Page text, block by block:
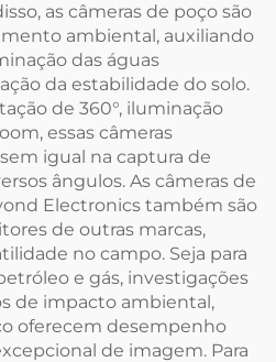
as câmeras de poço são
ambiental, auxiliando
das águas
da estabilidade do solo.
de 360°, iluminação
essas câmeras
igual na captura de
ângulos. As câmeras de
Electronics também são
de outras marcas,
no campo. Seja para
e gás, investigações
de impacto ambiental,
oferecem desempenho
de imagem. Para